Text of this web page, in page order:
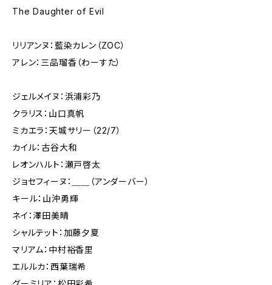
The Daughter of Evil
リリアンヌ：藍染カレン（ZOC）
アレン：三品瑠香（わーすた）
ジェルメイヌ：浜浦彩乃
クラリス：山口真帆
ミカエラ：天城サリー（22/7）
カイル：古谷大和
レオンハルト：瀬戸啓太
ジョセフィーヌ：＿＿（アンダーバー）
キール：山沖勇輝
ネイ：澤田美晴
シャルテット：加藤夕夏
マリアム：中村裕香里
エルルカ：西葉瑞希